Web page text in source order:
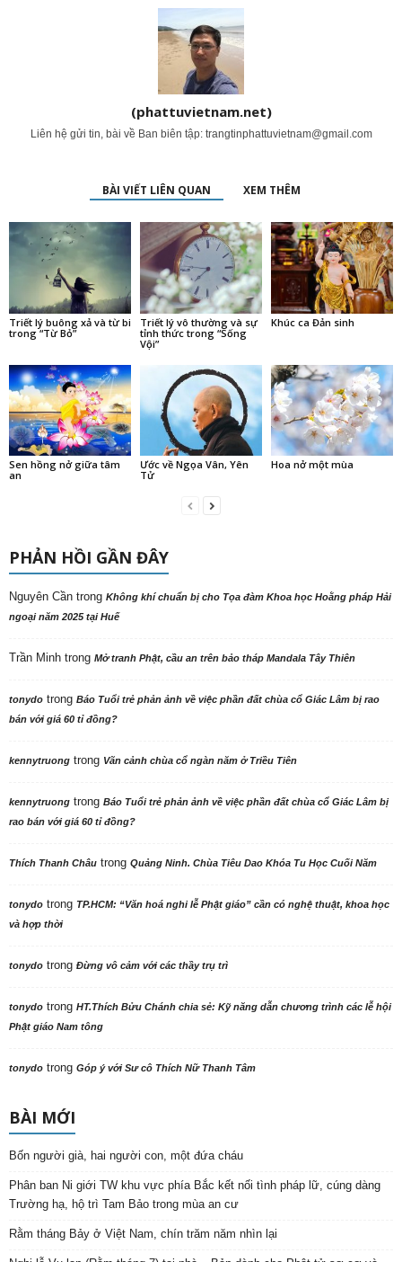
(phattuvietnam.net)
Liên hệ gửi tin, bài về Ban biên tập: trangtinphattuvietnam@gmail.com
BÀI VIẾT LIÊN QUAN XEM THÊM
Triết lý buông xả và từ bi
trong “Từ Bỏ”
Triết lý vô thường và sự
tỉnh thức trong “Sống
Vội”
Khúc ca Đản sinh
Sen hồng nở giữa tâm
an
Ước về Ngọa Vân, Yên
Tử
Hoa nở một mùa
PHẢN HỒI GẦN ĐÂY
Nguyên Cần trong Không khí chuẩn bị cho Tọa đàm Khoa học Hoằng pháp Hải
ngoại năm 2025 tại Huế
Trần Minh trong Mở tranh Phật, cầu an trên bảo tháp Mandala Tây Thiên
tonydo trong Báo Tuổi trẻ phản ảnh về việc phần đất chùa cổ Giác Lâm bị rao
bán với giá 60 tỉ đồng?
kennytruong trong Vãn cảnh chùa cổ ngàn năm ở Triều Tiên
kennytruong trong Báo Tuổi trẻ phản ảnh về việc phần đất chùa cổ Giác Lâm bị
rao bán với giá 60 tỉ đồng?
Thích Thanh Châu trong Quảng Ninh. Chùa Tiêu Dao Khóa Tu Học Cuối Năm
tonydo trong TP.HCM: “Văn hoá nghi lễ Phật giáo” cần có nghệ thuật, khoa học
và hợp thời
tonydo trong Đừng vô cảm với các thầy trụ trì
tonydo trong HT.Thích Bửu Chánh chia sẻ: Kỹ năng dẫn chương trình các lễ hội
Phật giáo Nam tông
tonydo trong Góp ý với Sư cô Thích Nữ Thanh Tâm
BÀI MỚI
Bốn người già, hai người con, một đứa cháu
Phân ban Ni giới TW khu vực phía Bắc kết nối tình pháp lữ, cúng dàng
Trường hạ, hộ trì Tam Bảo trong mùa an cư
Rằm tháng Bảy ở Việt Nam, chín trăm năm nhìn lại